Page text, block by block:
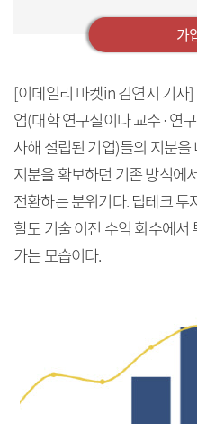
가
[이데일리 마켓in 김연지 기
업(대학 연구실이나 교수·연
사해 설립된 기업)들의 지분
지분을 확보하던 기존 방식에
전환하는 분위기다. 딥테크
할도 기술 이전 수익 회수에
가는 모습이다.